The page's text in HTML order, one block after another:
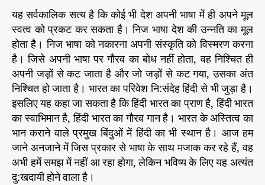
यह सर्वकालिक सत्य है कि कोई भी देश अपनी भाषा में ही अपने मूल
स्वत्व को प्रकट कर सकता है। निज भाषा देश की उन्नति का मूल
होता है। निज भाषा को नकारना अपनी संस्कृति को विस्मरण करना
है। जिसे अपनी भाषा पर गौरव का बोध नहीं होता, वह निश्चित ही
अपनी जड़ों से कट जाता है और जो जड़ों से कट गया, उसका अंत
निश्चित हो जाता है। भारत का परिवेश नि:संदेह हिंदी से भी जुड़ा है।
इसलिए यह कहा जा सकता है कि हिंदी भारत का प्राण है, हिंदी भारत
का स्वाभिमान है, हिंदी भारत का गौरव गान है। भारत के अस्तित्व का
भान कराने वाले प्रमुख बिंदुओं में हिंदी का भी स्थान है। आज हम
जाने अनजाने में जिस प्रकार से भाषा के साथ मजाक कर रहे हैं, वह
अभी हमें समझ में नहीं आ रहा होगा, लेकिन भविष्य के लिए यह अत्यंत
दु:खदायी होने वाला है।